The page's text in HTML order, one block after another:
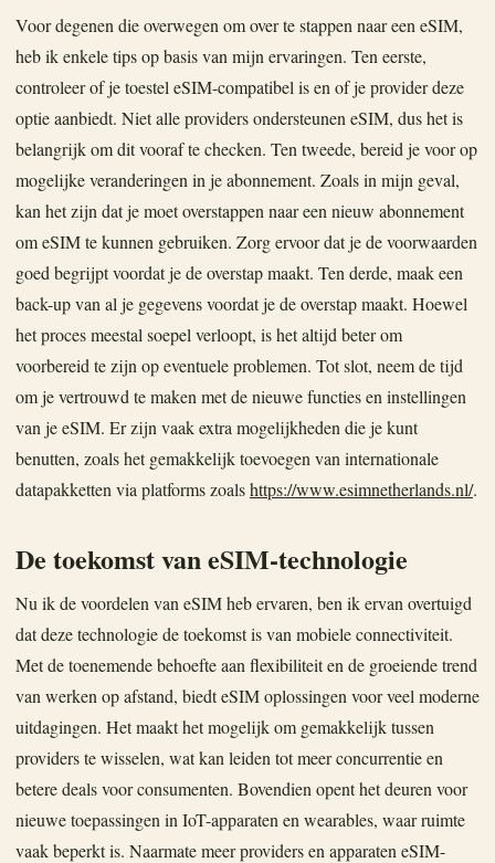
Voor degenen die overwegen om over te stappen naar een eSIM,
heb ik enkele tips op basis van mijn ervaringen. Ten eerste,
controleer of je toestel eSIM-compatibel is en of je provider deze
optie aanbiedt. Niet alle providers ondersteunen eSIM, dus het is
belangrijk om dit vooraf te checken. Ten tweede, bereid je voor op
mogelijke veranderingen in je abonnement. Zoals in mijn geval,
kan het zijn dat je moet overstappen naar een nieuw abonnement
om eSIM te kunnen gebruiken. Zorg ervoor dat je de voorwaarden
goed begrijpt voordat je de overstap maakt. Ten derde, maak een
back-up van al je gegevens voordat je de overstap maakt. Hoewel
het proces meestal soepel verloopt, is het altijd beter om
voorbereid te zijn op eventuele problemen. Tot slot, neem de tijd
om je vertrouwd te maken met de nieuwe functies en instellingen
van je eSIM. Er zijn vaak extra mogelijkheden die je kunt
benutten, zoals het gemakkelijk toevoegen van internationale
datapakketten via platforms zoalshttps://www.esimnetherlands.nl/.
De toekomst van eSIM-technologie
Nu ik de voordelen van eSIM heb ervaren, ben ik ervan overtuigd
dat deze technologie de toekomst is van mobiele connectiviteit.
Met de toenemende behoefte aan flexibiliteit en de groeiende trend
van werken op afstand, biedt eSIM oplossingen voor veel moderne
uitdagingen. Het maakt het mogelijk om gemakkelijk tussen
providers te wisselen, wat kan leiden tot meer concurrentie en
betere deals voor consumenten. Bovendien opent het deuren voor
nieuwe toepassingen in IoT-apparaten en wearables, waar ruimte
vaak beperkt is. Naarmate meer providers en apparaten eSIM-